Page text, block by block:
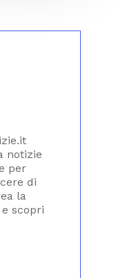
notizie
per
di
la
scopri